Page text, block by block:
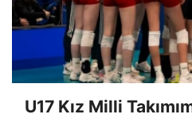
U17 Kız Milli